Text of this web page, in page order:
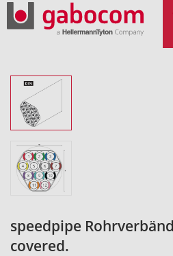
speedpipe
covered.